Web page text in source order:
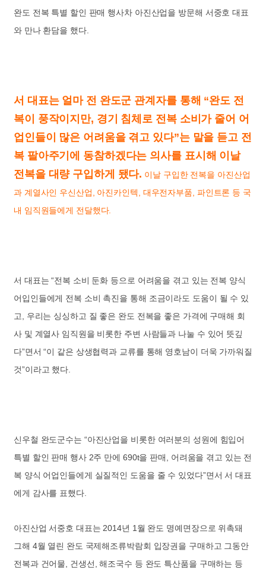
완도 전복 특별 할인 판매 행사차 아진산업을 방문해 서중호 대표
와 만나 환담을 했다.
서 대표는 얼마 전 완도군 관계자를 통해 “완도 전
복이 풍작이지만, 경기 침체로 전복 소비가 줄어 어
업인들이 많은 어려움을 겪고 있다”는 말을 듣고 전
복 팔아주기에 동참하겠다는 의사를 표시해 이날
전복을 대량 구입하게 됐다. 이날 구입한 전복을 아진산업
과 계열사인 우신산업, 아진카인텍, 대우전자부품, 파인트론 등 국
내 임직원들에게 전달했다.
서 대표는 “전복 소비 둔화 등으로 어려움을 겪고 있는 전복 양식
어입인들에게 전복 소비 촉진을 통해 조금이라도 도움이 될 수 있
고, 우리는 싱싱하고 질 좋은 완도 전복을 좋은 가격에 구매해 회
사 및 계열사 임직원을 비롯한 주변 사람들과 나눌 수 있어 뜻깊
다”면서 “이 같은 상생협력과 교류를 통해 영호남이 더욱 가까워질
것”이라고 했다.
신우철 완도군수는 “아진산업을 비롯한 여러분의 성원에 힘입어
특별 할인 판매 행사 2주 만에 690t을 판매, 어려움을 겪고 있는 전
복 양식 어업인들에게 실질적인 도움을 줄 수 있었다”면서 서 대표
에게 감사를 표했다.
아진산업 서중호 대표는 2014년 1월 완도 명예면장으로 위촉돼
그해 4월 열린 완도 국제해조류박람회 입장권을 구매하고 그동안
전복과 건어물, 건생선, 해조국수 등 완도 특산품을 구매하는 등